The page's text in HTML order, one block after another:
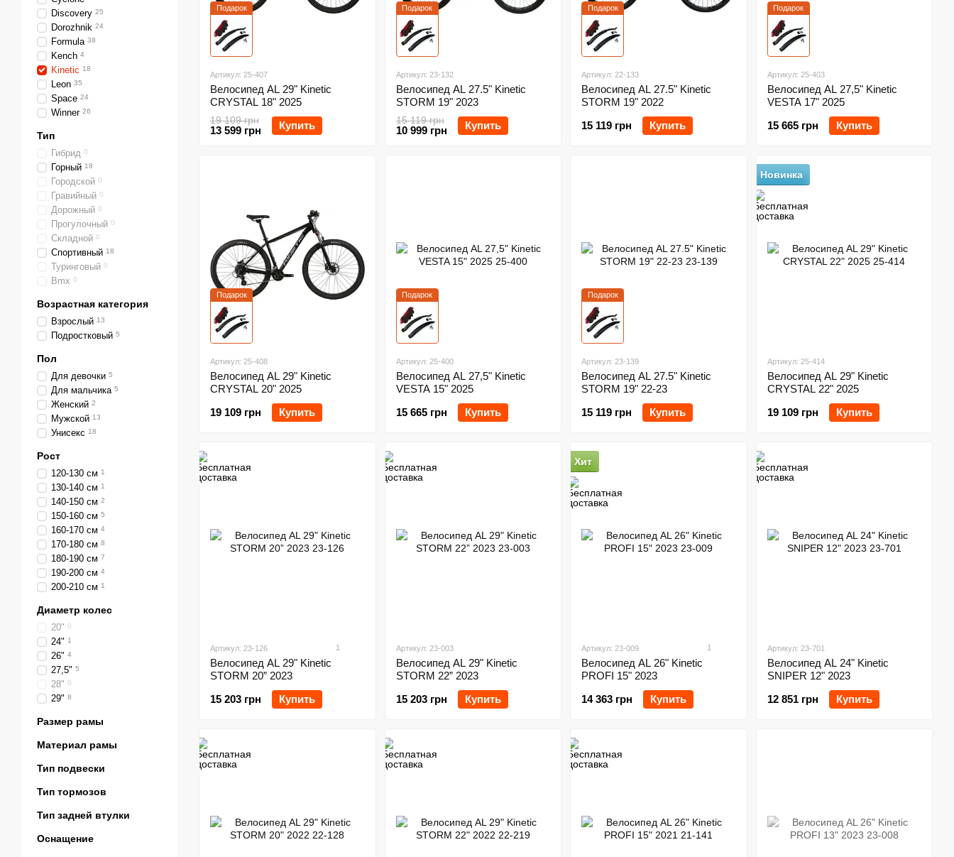
Подарок
Артикул: 25-407
Велосипед AL 29" Kinetic
CRYSTAL 18" 2025
19 109 грн
13 599 грн Купить
Подарок
Артикул: 23-132
Велосипед AL 27.5" Kinetic
STORM 19" 2023
15 119 грн
10 999 грн Купить
Подарок
Артикул: 22-133
Велосипед AL 27.5" Kinetic
STORM 19" 2022
15 119 грн
Купить
Подарок
Артикул: 25-403
Велосипед AL 27,5" Kinetic
VESTA 17" 2025
15 665 грн
Купить
Подарок
Артикул: 25-408
Велосипед AL 29" Kinetic
CRYSTAL 20" 2025
19 109 грн
Купить
Подарок
Артикул: 25-400
Велосипед AL 27,5" Kinetic
VESTA 15" 2025
15 665 грн
Купить
Подарок
Артикул: 23-139
Велосипед AL 27.5" Kinetic
STORM 19" 22-23
15 119 грн
Купить
Новинка
Артикул: 25-414
Велосипед AL 29" Kinetic
CRYSTAL 22" 2025
19 109 грн
Купить
Артикул: 23-126 1
Велосипед AL 29" Kinetic
STORM 20” 2023
15 203 грн
Купить
Артикул: 23-003
Велосипед AL 29" Kinetic
STORM 22” 2023
15 203 грн
Купить
Хит
Артикул: 23-009 1
Велосипед AL 26" Kinetic
PROFI 15" 2023
14 363 грн
Купить
Артикул: 23-701
Велосипед AL 24" Kinetic
SNIPER 12" 2023
12 851 грн
Купить
Discovery 25
Dorozhnik 24
Formula 38
Kench 4
Kinetic 18
Leon 35
Space 24
Winner 26
Тип
Гибрид 0
Горный 18
Городской 0
Гравийный 0
Дорожный 0
Прогулочный 0
Складной 0
Спортивный 18
Туринговый 0
Bmx 0
Возрастная категория
Взрослый 13
Подростковый 5
Пол
Для девочки 5
Для мальчика 5
Женский 2
Мужской 13
Унисекс 18
Рост
120-130 см 1
130-140 см 1
140-150 см 2
150-160 см 5
160-170 см 4
170-180 см 8
180-190 см 7
190-200 см 4
200-210 см 1
Диаметр колес
20" 0
24" 1
26" 4
27,5" 5
28" 0
29" 8
Размер рамы
Материал рамы
Тип подвески
Тип тормозов
Тип задней втулки
Оснащение